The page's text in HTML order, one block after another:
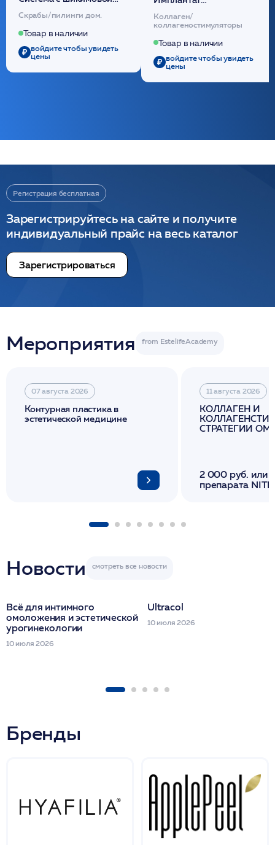
кислотой обновляющая
(30шт) /HP
Скрабы/пилинги дом.
Товар в наличии
войдите чтобы увидеть
цены
внутридермальный,
стерильный на основе
полидиоксанона
/ULTRACOL
Коллаген/
коллагеностимуляторы
Товар в наличии
войдите чтобы увидеть
цены
Регистрация бесплатная
Зарегистрируйтесь на сайте и получите
индивидуальный прайс на весь каталог
Зарегистрироваться
Мероприятия
07 августа 2026
Контурная пластика в
эстетической медицине
11 августа 2026
КОЛЛАГЕН И
СТРАТЕГИИ
2 000 руб. или
препарата
Новости
Всё для интимного
омоложения и эстетической
урогинекологии
10 июля 2026
Ultracol
10 июля 2026
Бренды